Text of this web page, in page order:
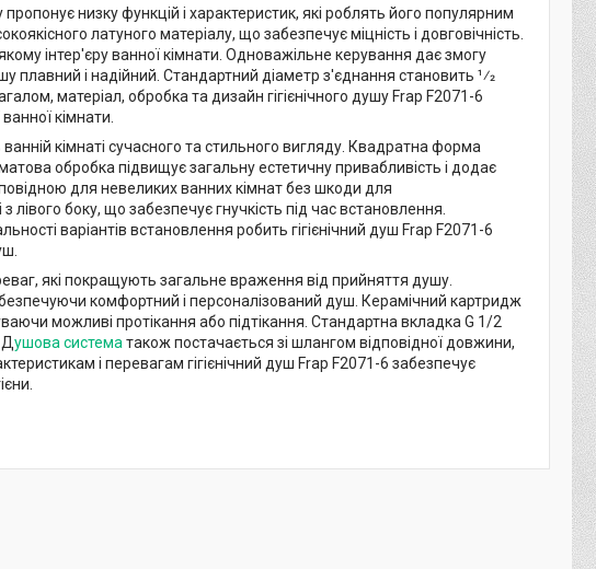
низку функцій і характеристик, які роблять його популярним
латуного матеріалу, що забезпечує міцність і довговічність.
інтер'єру ванної кімнати. Одноважільне керування дає змогу
і надійний. Стандартний діаметр з'єднання становить 1⁄2
матеріал, обробка та дизайн гігієнічного душу Frap F2071-6
кімнати.
кімнаті сучасного та стильного вигляду. Квадратна форма
обробка підвищує загальну естетичну привабливість і додає
для невеликих ванних кімнат без шкоди для
лівого боку, що забезпечує гнучкість під час встановлення.
варіантів встановлення робить гігієнічний душ Frap F2071-6
які покращують загальне враження від прийняття душу.
комфортний і персоналізований душ. Керамічний картридж
можливі протікання або підтікання. Стандартна вкладка G 1/2
Душова система також постачається зі шлангом відповідної довжини,
і перевагам гігієнічний душ Frap F2071-6 забезпечує